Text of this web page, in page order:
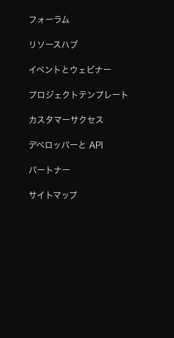
フォーラム
リソースハブ
イベントとウェビナー
プロジェクトテンプレート
カスタマーサクセス
デベロッパーと API
パートナー
サイトマップ